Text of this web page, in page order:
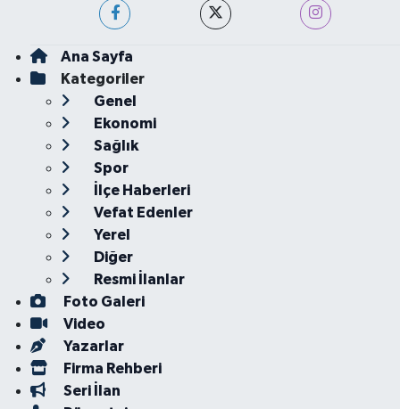
Ana Sayfa
Kategoriler
Genel
Ekonomi
Sağlık
Spor
İlçe Haberleri
Vefat Edenler
Yerel
Diğer
Resmi İlanlar
Foto Galeri
Video
Yazarlar
Firma Rehberi
Seri İlan